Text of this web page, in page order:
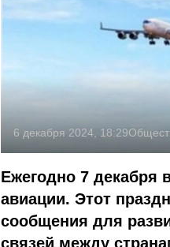
6 декабря 2024, 18:29
Ежегодно 7 декабря
авиации. Этот
сообщения для
связей между